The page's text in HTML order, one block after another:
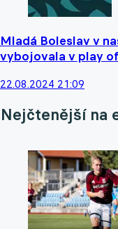
Mladá Boleslav v
vybojovala v play
22.08.2024 21:09
Nejčtenější na